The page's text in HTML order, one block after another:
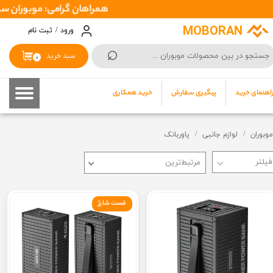
MOBORAN
⌕ ۰ سبد خرید
راهنمای خرید پیگیری سفارش خرید همکاری
ورود / ثبت نام
حساب کاربری من
تغییر گذر واژه
خروج از حساب کاربری
همراهان گرامی: موبوران سفارشات شما را در اسرع وقت ( 1 تا 2 روز کاری ) ارسال
موبوران لوازم جانبی پاوربانک
مرتبط‌ترین
فست شارژ